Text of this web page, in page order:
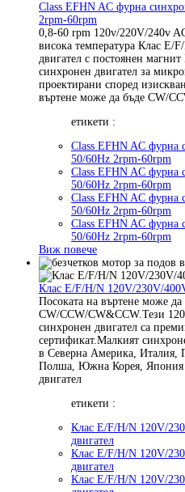
Class EFHN AC фурна
2rpm-60rpm
0,8-60 rpm 120v/220V/240v
висока температура Клас E/
двигател с постоянен
синхронен двигател за
проектирани според
въртене може да бъде CW/
етикети :
Class EFHN AC фурна
50/60Hz 2rpm-60rpm
Class EFHN AC фурна
50/60Hz 2rpm-60rpm
Class EFHN AC фурна
50/60Hz 2rpm-60rpm
Class EFHN AC фурна
50/60Hz 2rpm-60rpm
Виж повече
Клас E/F/H/N 120V/230V/
Посоката на въртене може
CW/CCW/CW&CCW.Тези
синхронен двигател са
сертификат.Малкият
в Северна Америка, Италия,
Полша, Южна Корея, Япония
двигател
етикети :
Клас E/F/H/N 120V/
двигател
Клас E/F/H/N 120V/
двигател
Клас E/F/H/N 120V/